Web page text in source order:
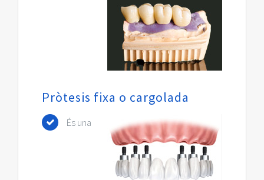
Pròtesis fixa o cargolada
És una